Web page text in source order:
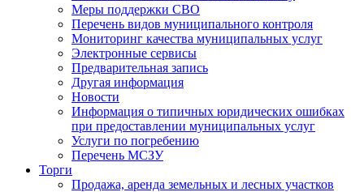
Меры поддержки СВО
Перечень видов муниципального контроля
Мониторинг качества муниципальных услуг
Электронные сервисы
Предварительная запись
Другая информация
Новости
Информация о типичных юридических ошибках
при предоставлении муниципальных услуг
Услуги по погребению
Перечень МСЗУ
Торги
Продажа, аренда земельных и лесных участков